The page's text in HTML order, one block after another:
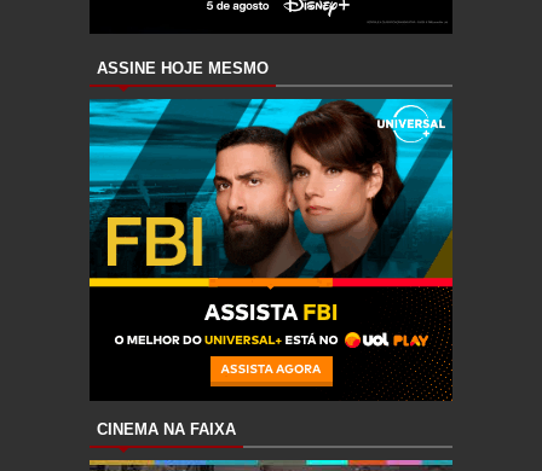
ASSINE HOJE MESMO
CINEMA NA FAIXA